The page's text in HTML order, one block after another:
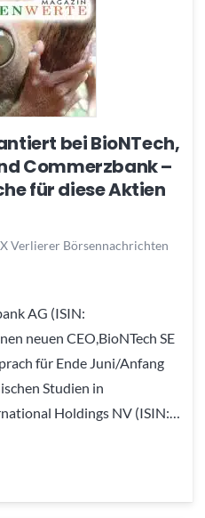
bei BioNTech,
Commerzbank –
für diese Aktien
Verlierer Börsennachrichten
AG (ISIN:
neuen CEO,BioNTech SE
für Ende Juni/Anfang
Studien in
Holdings NV (ISIN:…